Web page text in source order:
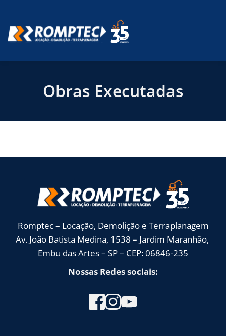
Obras Executadas
Romptec – Locação, Demolição e Terraplanagem
Av. João Batista Medina, 1538 – Jardim Maranhão,
Embu das Artes – SP – CEP: 06846-235
Nossas Redes sociais: